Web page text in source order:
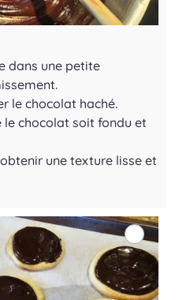
dans une petite
le chocolat haché.
le chocolat soit fondu et
une texture lisse et